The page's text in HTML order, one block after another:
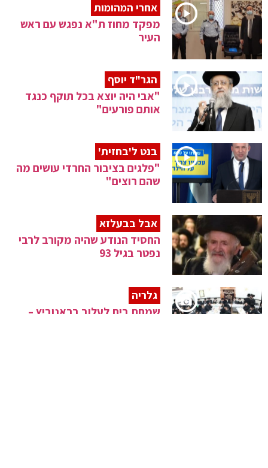
אחרי המהומות
מפקד מחוז ת"א נפגש עם ראש
העיר
הגר"ד יוסף
"אבי היה יוצא בכל תוקף כנגד
אותם פורעים"
בנט ל'בחזית'
"פלגים בציבור החרדי עושים מה
שהם רוצים"
אבל בבעלזא
החסיד הנודע שהיה מקורב לרבי
נפטר בגיל 93
גלריה
שמחת בית לעלוב בראנוביץ –